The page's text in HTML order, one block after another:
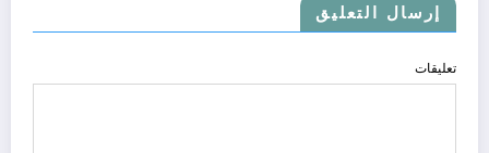
إرسال التعليق
تعليقات